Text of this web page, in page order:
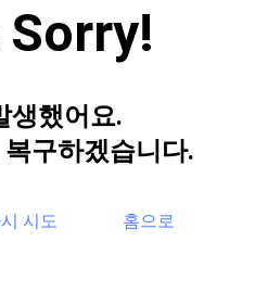
Sorry!
생했어요.
구하겠습니다.
시도 홈으로